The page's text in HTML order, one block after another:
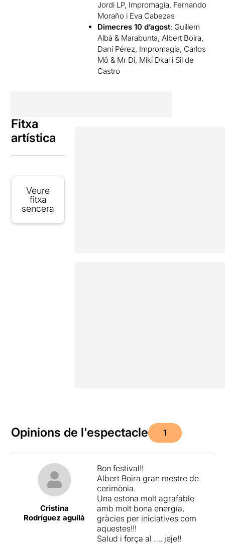
Jordi LP, Impromagia, Fernando
Moraño i Eva Cabezas
Dimecres 10 d’agost: Guillem
Albà & Marabunta, Albert Boira,
Dani Pérez, Impromagia, Carlos
Mô & Mr Di, Miki Dkai i Sil de
Castro
Fitxa
artística
Veure
fitxa
sencera
Opinions de l'espectacle 1
Cristina
Rodríguez aguilà
Bon festival!!
Albert Boira gran mestre de
cerimònia.
Una estona molt agrafable
amb molt bona energía,
gràcies per iniciatives com
aquestes!!!
Salud i força al …. jeje!!